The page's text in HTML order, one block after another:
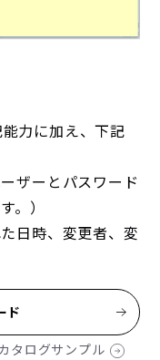
力に加え、下記
ザーとパスワード
。）
日時、変更者、変
ド
タログサンプル